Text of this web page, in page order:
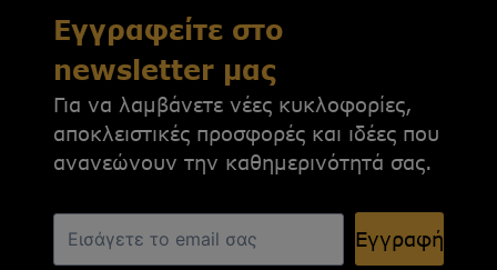
Εγγραφείτε στο
newsletter μας
Για να λαμβάνετε νέες κυκλοφορίες,
αποκλειστικές προσφορές και ιδέες που
ανανεώνουν την καθημερινότητά σας.
Εγγραφή